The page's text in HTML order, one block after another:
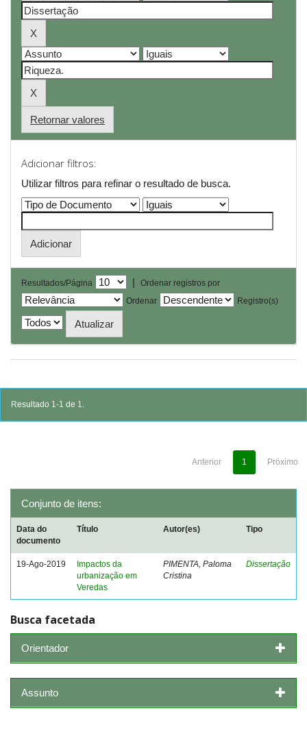
Retornar valores
Adicionar filtros:
Utilizar filtros para refinar o resultado de busca.
Resultados/Página |
Ordenar registros por
Ordenar
Registro(s)
Resultado 1-1 de 1.
Anterior 1 Próximo
Conjunto de itens:
Data do
documento
Título Autor(es) Tipo
19-Ago-2019
Impactos da
urbanização em
Veredas
PIMENTA, Paloma
Cristina
Dissertação
Busca facetada
Orientador
Assunto